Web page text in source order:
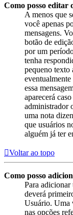
Como posso editar
A menos que
você apenas
mensagens.
botão de
por um
tenha
pequeno texto
eventualmente
essa
aparecerá
administrador
uma nota
que usuários
alguém já ter
Voltar ao topo
Como posso
Para adicionar
deverá
Usuário. Uma
nas opções